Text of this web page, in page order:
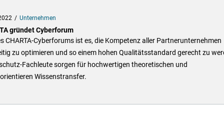
Unternehmen
gründet Cyberforum
CHARTA-Cyberforums ist es, die Kompetenz aller Partnerunternehmen
zu optimieren und so einem hohen Qualitätsstandard gerecht zu
Fachleute sorgen für hochwertigen theoretischen und
Wissenstransfer.